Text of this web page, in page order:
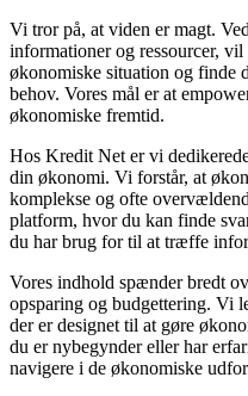
Vi tror på, at viden er magt.
informationer og ressourcer,
økonomiske situation og finde
behov. Vores mål er at
økonomiske fremtid.
Hos Kredit Net er vi
din økonomi. Vi forstår, at
komplekse og ofte
platform, hvor du kan finde
du har brug for til at træffe
Vores indhold spænder bredt
opsparing og budgettering. Vi
der er designet til at gøre
du er nybegynder eller har
navigere i de økonomiske